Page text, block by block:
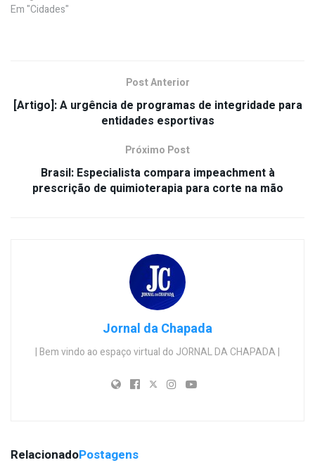
Em "Cidades"
Post Anterior
[Artigo]: A urgência de programas de integridade para
entidades esportivas
Próximo Post
Brasil: Especialista compara impeachment à
prescrição de quimioterapia para corte na mão
Jornal da Chapada
| Bem vindo ao espaço virtual do JORNAL DA CHAPADA |
RelacionadoPostagens